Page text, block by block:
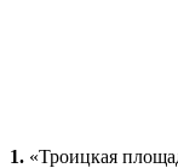
1. «Троицкая